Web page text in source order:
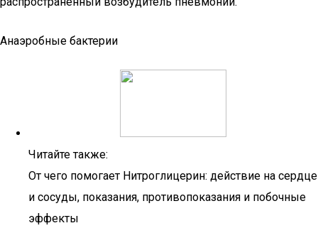
Анаэробные бактерии
Читайте также:
От чего помогает Нитроглицерин: действие на сердце
и сосуды, показания, противопоказания и побочные
эффекты